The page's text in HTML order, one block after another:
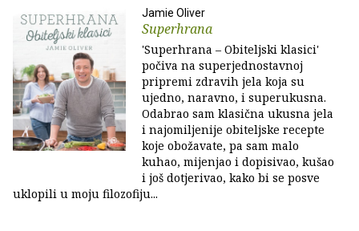
Jamie Oliver
Superhrana
'Superhrana – Obiteljski klasici'
počiva na superjednostavnoj
pripremi zdravih jela koja su
ujedno, naravno, i superukusna.
Odabrao sam klasična ukusna jela
i najomiljenije obiteljske recepte
koje obožavate, pa sam malo
kuhao, mijenjao i dopisivao, kušao
i još dotjerivao, kako bi se posve
uklopili u moju filozofiju...